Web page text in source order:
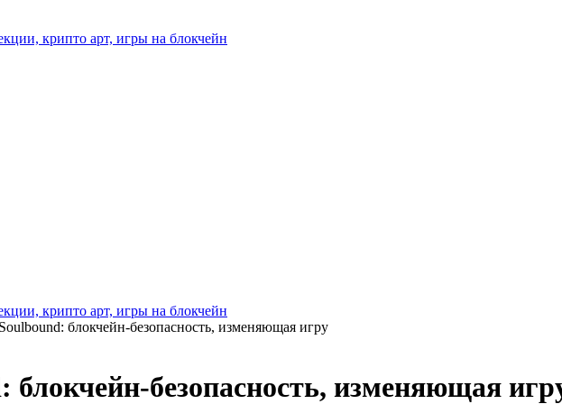
блокчейн-безопасность, изменяющая игру
безопасность, изменяющая